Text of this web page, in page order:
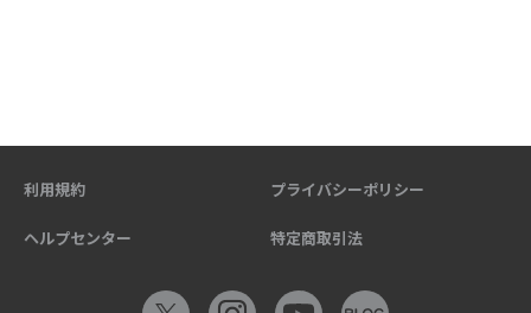
利用規約 プライバシーポリシー
ヘルプセンター 特定商取引法